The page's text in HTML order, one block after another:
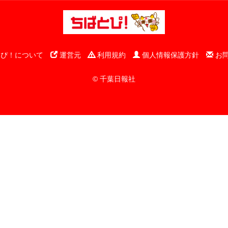
！について 運営元 利用規約 個人情報保護方針 お
© 千葉日報社